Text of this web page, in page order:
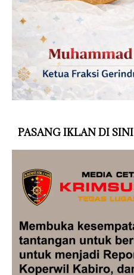
PASANG IKLAN DI SINI